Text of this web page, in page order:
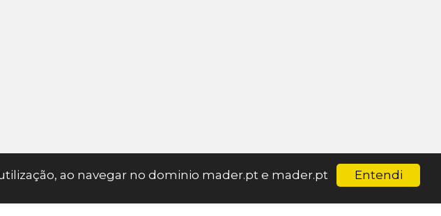
Entendi
ao navegar no dominio mader.pt e mader.pt